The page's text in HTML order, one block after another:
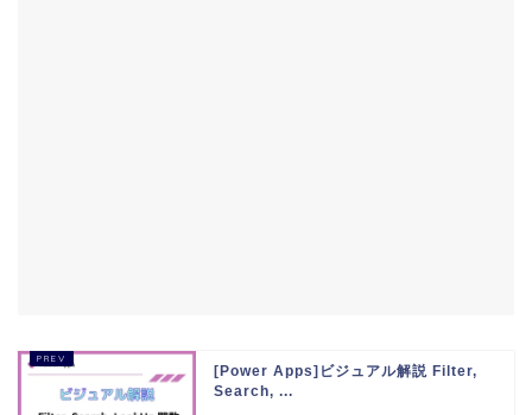
[Power Apps]ビジュアル解説 Filter,
Search, ...